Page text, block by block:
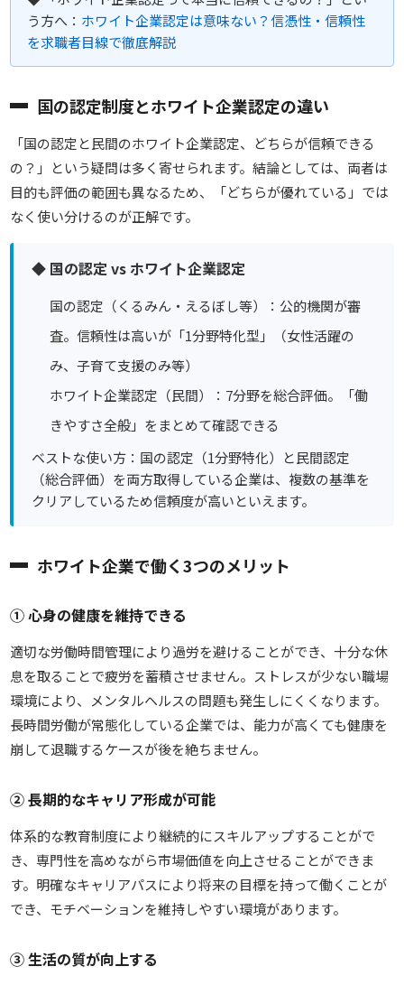
う方へ： ホワイト企業認定は意味ない？信憑性・信頼性
を求職者目線で徹底解説
国の認定制度とホワイト企業認定の違い
「国の認定と民間のホワイト企業認定、どちらが信頼できる
の？」という疑問は多く寄せられます。結論としては、 両者は
目的も評価の範囲も異なるため、「どちらが優れている」では
なく使い分けるのが正解です。
◆ 国の認定 vs ホワイト企業認定
国の認定（くるみん・えるぼし等）：公的機関が審
査。信頼性は高いが「1分野特化型」（女性活躍の
み、子育て支援のみ等）
ホワイト企業認定（民間）：7分野を総合評価。「働
きやすさ全般」をまとめて確認できる
ベストな使い方：国の認定（1分野特化）と民間認定
（総合評価）を両方取得している企業は、複数の基準を
クリアしているため信頼度が高いといえます。
ホワイト企業で働く3つのメリット
① 心身の健康を維持できる
適切な労働時間管理により過労を避けることができ、十分な休
息を取ることで疲労を蓄積させません。ストレスが少ない職場
環境により、メンタルヘルスの問題も発生しにくくなります。
長時間労働が常態化している企業では、能力が高くても健康を
崩して退職するケースが後を絶ちません。
② 長期的なキャリア形成が可能
体系的な教育制度により継続的にスキルアップすることがで
き、専門性を高めながら市場価値を向上させることができま
す。明確なキャリアパスにより将来の目標を持って働くことが
でき、モチベーションを維持しやすい環境があります。
③ 生活の質が向上する